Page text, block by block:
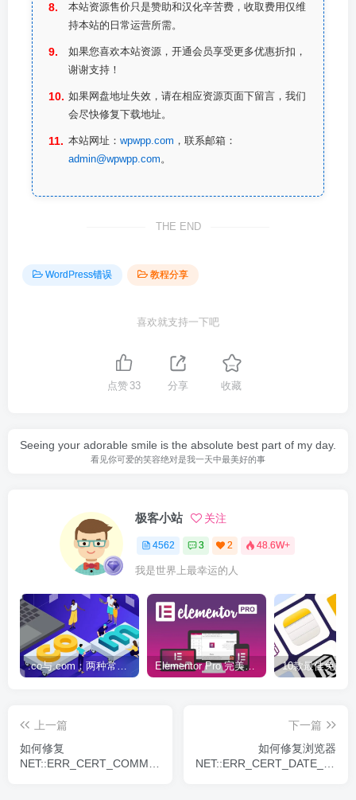
本站资源售价只是赞助和汉化辛苦费，收取费用仅维
持本站的日常运营所需。
如果您喜欢本站资源，开通会员享受更多优惠折扣，
谢谢支持！
如果网盘地址失效，请在相应资源页面下留言，我们
会尽快修复下载地址。
本站网址： wpwpp.com ，联系邮箱：
admin@wpwpp.com。
THE END
WordPress错误 教程分享
喜欢就支持一下吧
点赞 33 分享 收藏
Seeing your adorable smile is the absolute best part of my day.
看见你可爱的笑容绝对是我一天中最美好的事
极客小站 关注
4562 3 2 48.6W+
我是世界上最幸运的人
Elementor Pro 完美汉化中文版（含全套模板）|可视化编辑页面自定义设计WordPress插件
上一篇
如何修复
NET::ERR_CERT_COMMON_NAME_INVALID
下一篇
如何修复浏览器